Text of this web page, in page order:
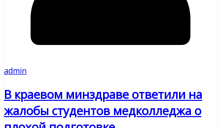
admin
В краевом минздраве ответили на
жалобы студентов медколледжа о